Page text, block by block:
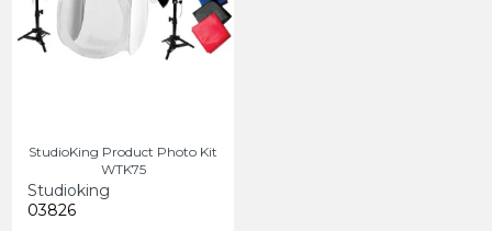
StudioKing Product Photo Kit
WTK75
Studioking
03826